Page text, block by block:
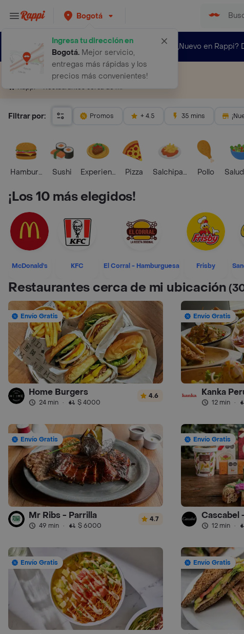
Bogotá
Ingresa tu dirección en
Bogotá. Mejor servicio,
entregas más rápidas y los
precios más convenientes!
¿Nuevo en Rappi?
Restaurantes cerca de mí
Rappi Restaurantes cerca de mí
Filtrar por: Promos + 4.5 35 mins
HamburguesaSushi Experiencias Foodies
Pizza Salchipapas Pollo
¡Los 10 más elegidos!
McDonald's KFC El Corral - Hamburguesa Frisby
Restaurantes cerca de mi ubicación
Envío Gratis
Home Burgers
24 min · $ 4000
4.6
Envío Gratis
Kanka
12 min ·
Envío Gratis
Mr Ribs - Parrilla
49 min · $ 6000
4.7
Envío Gratis
Cascabel
12 min ·
Envío Gratis Envío Gratis